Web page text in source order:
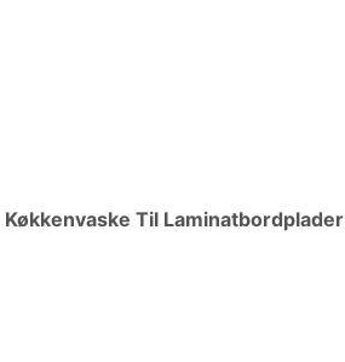
Køkkenvaske Til Laminatbordplader